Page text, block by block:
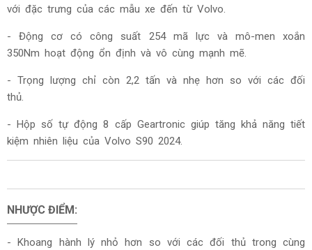
với đặc trưng của các mẫu xe đến từ Volvo.
- Động cơ có công suất 254 mã lực và mô-men xoắn
350Nm hoạt động ổn định và vô cùng mạnh mẽ.
- Trọng lượng chỉ còn 2,2 tấn và nhẹ hơn so với các đối
thủ.
- Hộp số tự động 8 cấp Geartronic giúp tăng khả năng tiết
kiệm nhiên liệu của Volvo S90 2024.
NHƯỢC ĐIỂM:
- Khoang hành lý nhỏ hơn so với các đối thủ trong cùng